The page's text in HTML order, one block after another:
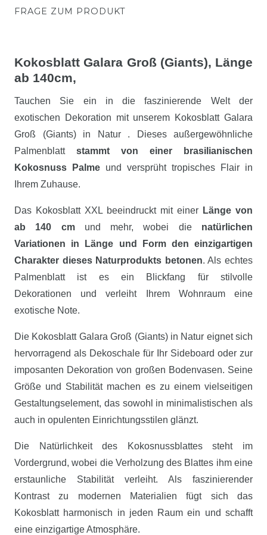
FRAGE ZUM PRODUKT
Kokosblatt Galara Groß (Giants), Länge
ab 140cm,
Tauchen Sie ein in die faszinierende Welt der
exotischen Dekoration mit unserem Kokosblatt Galara
Groß (Giants) in Natur . Dieses außergewöhnliche
Palmenblatt stammt von einer brasilianischen
Kokosnuss Palme und versprüht tropisches Flair in
Ihrem Zuhause.
Das Kokosblatt XXL beeindruckt mit einer Länge von
ab 140 cmund mehr, wobei die natürlichen
Variationen in Länge und Form den einzigartigen
Charakter dieses Naturprodukts betonen. Als echtes
Palmenblatt ist es ein Blickfang für stilvolle
Dekorationen und verleiht Ihrem Wohnraum eine
exotische Note.
Die Kokosblatt Galara Groß (Giants) in Natur eignet sich
hervorragend als Dekoschale für Ihr Sideboard oder zur
imposanten Dekoration von großen Bodenvasen. Seine
Größe und Stabilität machen es zu einem vielseitigen
Gestaltungselement, das sowohl in minimalistischen als
auch in opulenten Einrichtungsstilen glänzt.
Die Natürlichkeit des Kokosnussblattes steht im
Vordergrund, wobei die Verholzung des Blattes ihm eine
erstaunliche Stabilität verleiht. Als faszinierender
Kontrast zu modernen Materialien fügt sich das
Kokosblatt harmonisch in jeden Raum ein und schafft
eine einzigartige Atmosphäre.